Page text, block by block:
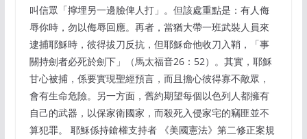
叫信眾「擰埋另一邊臉俾人打」。但該處重點是：有人侮
辱你時，勿以侮辱回應。再者，當猶大帶一班武裝人員來
逮捕耶穌時，彼得拔刀反抗，但耶穌命他收刀入鞘，「事
關持劍者必死於劍下」（馬太福音26：52）。其實，耶穌
甘心被捕，係要實現聖經預言，而且擔心彼得寡不敵眾，
會有生命危險。另一方面，舊約期望每個以色列人都擁有
自己的武器，以保家衛國家，而殺死入侵家宅的竊匪並不
算犯罪。 耶穌係持鎗權支持者 《美國憲法》第二修正案規